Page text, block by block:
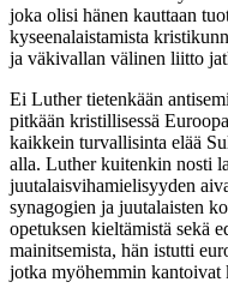
joka olisi hänen kauttaan
kyseenalaistamista
ja väkivallan välinen liitto
Ei Luther tietenkään
pitkään kristillisessä
kaikkein turvallisinta elää
alla. Luther kuitenkin nosti
juutalaisvihamielisyyden
synagogien ja juutalaisten
opetuksen kieltämistä sekä
mainitsemista, hän istutti
jotka myöhemmin kantoivat